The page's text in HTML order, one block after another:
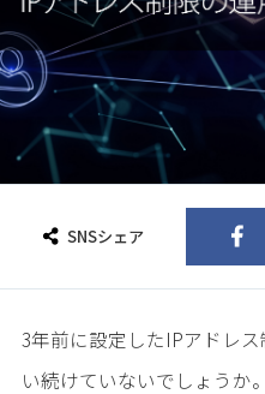
SNSシェア
3年前に設定したIPアドレ
い続けていないでしょうか